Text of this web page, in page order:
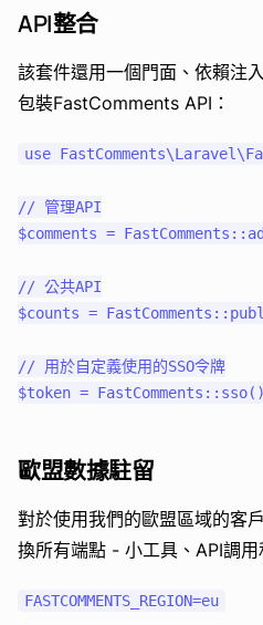
API整合
該套件還用一個門面、依賴注
包裝FastComments API：
use
// 管理API
$comments =
// 公共API
$counts =
// 用於自定義使用的SSO令牌
歐盟數據駐留
對於使用我們的歐盟區域的客
換所有端點 - 小工具、API調用